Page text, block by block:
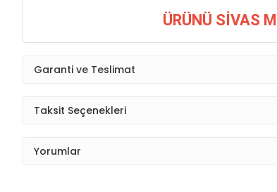
ÜRÜNÜ SİVAS
Garanti ve Teslimat
Taksit Seçenekleri
Yorumlar